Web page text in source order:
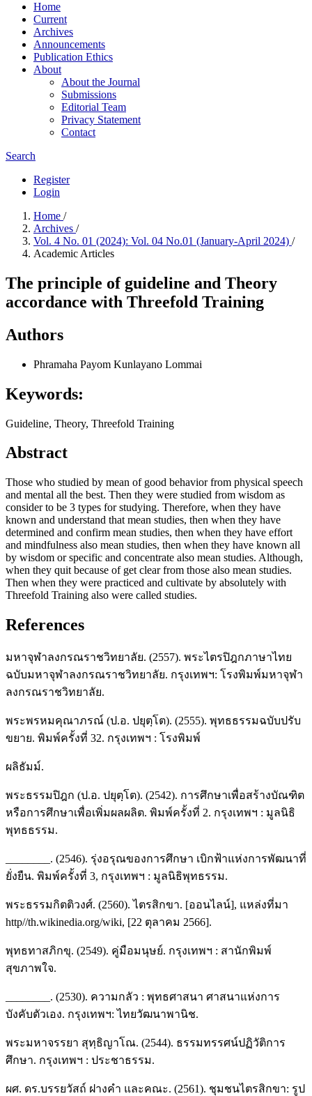
Home
Current
Archives
Announcements
Publication Ethics
About
About the Journal
Submissions
Editorial Team
Privacy Statement
Contact
Search
Register
Login
Home /
Archives /
Vol. 4 No. 01 (2024): Vol. 04 No.01 (January-April 2024) /
Academic Articles
The principle of guideline and Theory
accordance with Threefold Training
Authors
Phramaha Payom Kunlayano Lommai
Keywords:
Guideline, Theory, Threefold Training
Abstract
Those who studied by mean of good behavior from physical speech
and mental all the best. Then they were studied from wisdom as
consider to be 3 types for studying. Therefore, when they have
known and understand that mean studies, then when they have
determined and confirm mean studies, then when they have effort
and mindfulness also mean studies, then when they have known all
by wisdom or specific and concentrate also mean studies. Although,
when they quit because of get clear from those also mean studies.
Then when they were practiced and cultivate by absolutely with
Threefold Training also were called studies.
References
มหาจุฬาลงกรณราชวิทยาลัย. (2557). พระไตรปิฎกภาษาไทย
ฉบับมหาจุฬาลงกรณราชวิทยาลัย. กรุงเทพฯ: โรงพิมพ์มหาจุฬา
ลงกรณราชวิทยาลัย.
พระพรหมคุณาภรณ์ (ป.อ. ปยุตฺโต). (2555). พุทธธรรมฉบับปรับ
ขยาย. พิมพ์ครั้งที่ 32. กรุงเทพฯ : โรงพิมพ์
ผลิธัมม์.
พระธรรมปิฎก (ป.อ. ปยุตฺโต). (2542). การศึกษาเพื่อสร้างบัณฑิต
หรือการศึกษาเพื่อเพิ่มผลผลิต. พิมพ์ครั้งที่ 2. กรุงเทพฯ : มูลนิธิ
พุทธธรรม.
________. (2546). รุ่งอรุณของการศึกษา เบิกฟ้าแห่งการพัฒนาที่
ยั่งยืน. พิมพ์ครั้งที่ 3, กรุงเทพฯ : มูลนิธิพุทธรรม.
พระธรรมกิตติวงศ์. (2560). ไตรสิกขา. [ออนไลน์], แหล่งที่มา
http//th.wikinedia.org/wiki, [22 ตุลาคม 2566].
พุทธทาสภิกขุ. (2549). คู่มือมนุษย์. กรุงเทพฯ : สานักพิมพ์
สุขภาพใจ.
________. (2530). ความกลัว : พุทธศาสนา ศาสนาแห่งการ
บังคับตัวเอง. กรุงเทพฯ: ไทยวัฒนาพานิช.
พระมหาจรรยา สุทฺธิญาโณ. (2544). ธรรมทรรศน์ปฏิวัติการ
ศึกษา. กรุงเทพฯ : ประชาธรรม.
ผศ. ดร.บรรยวัสถ์ ฝางคำ และคณะ. (2561). ชุมชนไตรสิกขา: รูป